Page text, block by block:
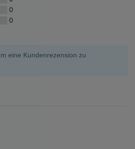
0
0
eine Kundenrezension zu